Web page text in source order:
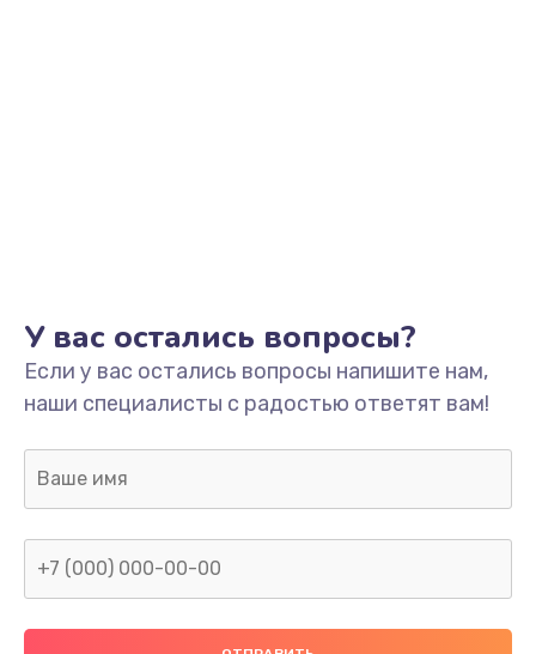
Замена/Pемонт карбюратора
1300 руб.
Заказать
Ремонт капиллярной трубки
400 руб.
У вас остались вопросы?
Если у вас остались вопросы напишите нам,
наши специалисты с радостью ответят вам!